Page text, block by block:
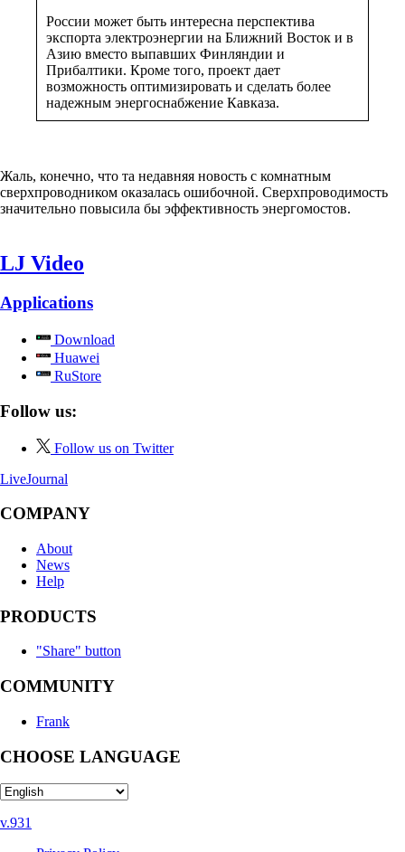
России может быть интересна перспектива
экспорта электроэнергии на Ближний Восток и в
Азию вместо выпавших Финляндии и
Прибалтики. Кроме того, проект дает
возможность оптимизировать и сделать более
надежным энергоснабжение Кавказа.
Жаль, конечно, что та недавняя новость с комнатным
сверхпроводником оказалась ошибочной. Сверхпроводимость
значительно повысила бы эффективность энергомостов.
LJ Video
Applications
Download
Huawei
RuStore
Follow us:
Follow us on Twitter
LiveJournal
COMPANY
About
News
Help
PRODUCTS
"Share" button
COMMUNITY
Frank
CHOOSE LANGUAGE
v.931